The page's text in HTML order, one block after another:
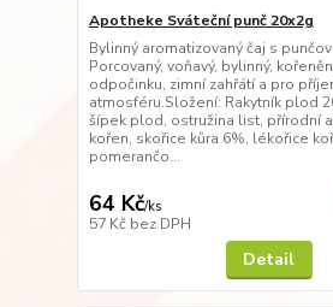
Apotheke Sváteční punč 20x2g
Bylinný aromatizovaný čaj s
Porcovaný, voňavý, bylinný,
odpočinku, zimní zahřátí a pro
atmosféru.Složení: Rakytník plod
šípek plod, ostružina list, přírodní
kořen, skořice kůra 6%, lékořice
pomerančo...
64 Kč/ks
57 Kč bez DPH
Detail